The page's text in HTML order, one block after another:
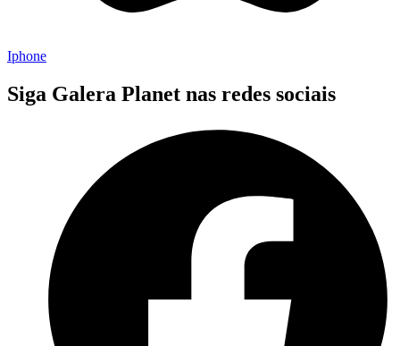
Iphone
Siga Galera Planet nas redes sociais